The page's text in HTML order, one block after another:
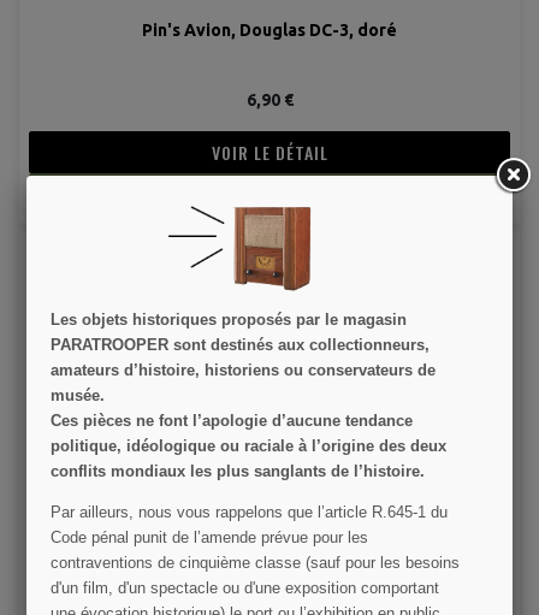
Pin's Avion, Douglas DC-3, doré
6,90 €
VOIR LE DÉTAIL
Pin's Blason USA
VOIR LE DÉTAIL
AJOUTER AU PANIER
Les objets historiques proposés par le magasin
PARATROOPER sont destinés aux collectionneurs,
amateurs d’histoire, historiens ou conservateurs de
musée.
Ces pièces ne font l’apologie d’aucune tendance
politique, idéologique ou raciale à l’origine des deux
conflits mondiaux les plus sanglants de l’histoire.
Par ailleurs, nous vous rappelons que l’article R.645­-1 du
Code pénal punit de l’amende prévue pour les
contraventions de cinquième classe (sauf pour les besoins
d'un film, d'un spectacle ou d'une exposition comportant